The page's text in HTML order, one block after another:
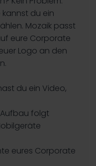
du ein
Mozaik passt
eure Corporate
Logo an den
du ein Video,
folgt
eures Corporate